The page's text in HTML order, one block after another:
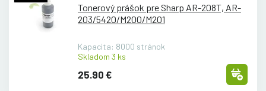
Tonerový prášok pre Sharp AR-208T, AR-
203/5420/M200/M201
Kapacita: 8000 stránok
Skladom 3 ks
25.90 €